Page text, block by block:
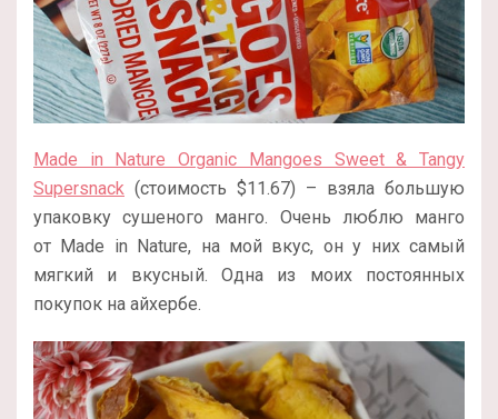
Made in Nature Organic Mangoes Sweet & Tangy
Supersnack (стоимость $11.67) – взяла большую
упаковку сушеного манго. Очень люблю манго
от Made in Nature, на мой вкус, он у них самый
мягкий и вкусный. Одна из моих постоянных
покупок на айхербе.